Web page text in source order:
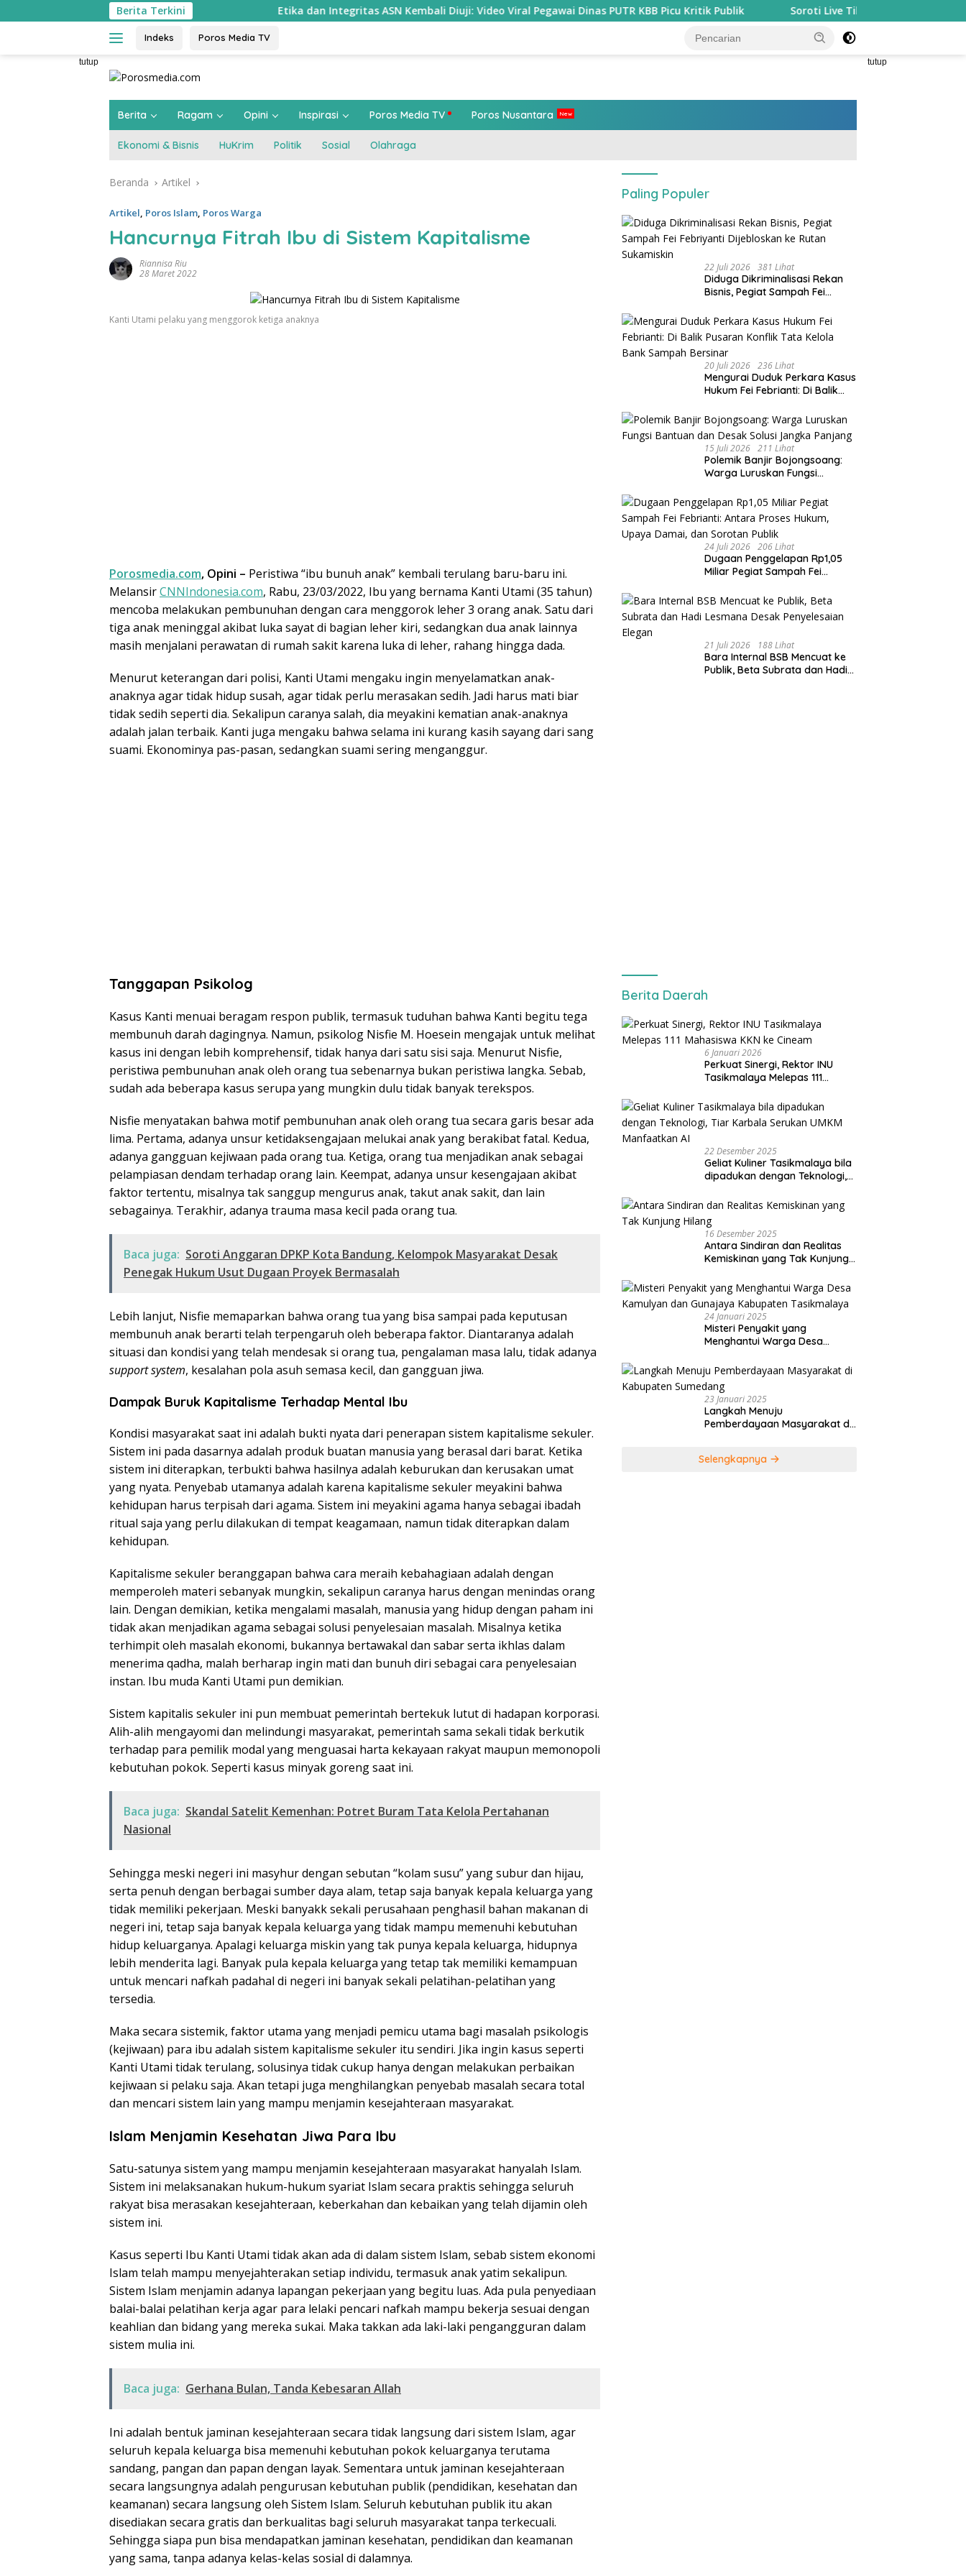
ke
Berita Terkini Etika dan Integritas ASN Kembali Diuji: Video Viral Pegawai Dinas PUTR KBB Picu Kritik Publik Soroti Live TikTok Pegawai P3K Soal ‘Persentase
Indeks Poros Media TV
tutup tutup
Berita Ragam Opini Inspirasi Poros Media TV Poros Nusantara
Ekonomi & Bisnis HuKrim Politik Sosial Olahraga
Beranda Artikel
Artikel, Poros Islam, Poros Warga
Hancurnya Fitrah Ibu di Sistem Kapitalisme
Riannisa Riu
28 Maret 2022
Kanti Utami pelaku yang menggorok ketiga anaknya
Porosmedia.com, Opini – Peristiwa “ibu bunuh anak” kembali terulang baru-baru ini.
MelansirCNNIndonesia.com, Rabu, 23/03/2022, Ibu yang bernama Kanti Utami (35 tahun)
mencoba melakukan pembunuhan dengan cara menggorok leher 3 orang anak. Satu dari
tiga anak meninggal akibat luka sayat di bagian leher kiri, sedangkan dua anak lainnya
masih menjalani perawatan di rumah sakit karena luka di leher, rahang hingga dada.
Menurut keterangan dari polisi, Kanti Utami mengaku ingin menyelamatkan anak-
anaknya agar tidak hidup susah, agar tidak perlu merasakan sedih. Jadi harus mati biar
tidak sedih seperti dia. Sekalipun caranya salah, dia meyakini kematian anak-anaknya
adalah jalan terbaik. Kanti juga mengaku bahwa selama ini kurang kasih sayang dari sang
suami. Ekonominya pas-pasan, sedangkan suami sering menganggur.
Tanggapan Psikolog
Kasus Kanti menuai beragam respon publik, termasuk tuduhan bahwa Kanti begitu tega
membunuh darah dagingnya. Namun, psikolog Nisfie M. Hoesein mengajak untuk melihat
kasus ini dengan lebih komprehensif, tidak hanya dari satu sisi saja. Menurut Nisfie,
peristiwa pembunuhan anak oleh orang tua sebenarnya bukan peristiwa langka. Sebab,
sudah ada beberapa kasus serupa yang mungkin dulu tidak banyak terekspos.
Nisfie menyatakan bahwa motif pembunuhan anak oleh orang tua secara garis besar ada
lima. Pertama, adanya unsur ketidaksengajaan melukai anak yang berakibat fatal. Kedua,
adanya gangguan kejiwaan pada orang tua. Ketiga, orang tua menjadikan anak sebagai
pelampiasan dendam terhadap orang lain. Keempat, adanya unsur kesengajaan akibat
faktor tertentu, misalnya tak sanggup mengurus anak, takut anak sakit, dan lain
sebagainya. Terakhir, adanya trauma masa kecil pada orang tua.
Baca juga: Soroti Anggaran DPKP Kota Bandung, Kelompok Masyarakat Desak
Penegak Hukum Usut Dugaan Proyek Bermasalah
Lebih lanjut, Nisfie memaparkan bahwa orang tua yang bisa sampai pada keputusan
membunuh anak berarti telah terpengaruh oleh beberapa faktor. Diantaranya adalah
situasi dan kondisi yang telah mendesak si orang tua, pengalaman masa lalu, tidak adanya
support system, kesalahan pola asuh semasa kecil, dan gangguan jiwa.
Dampak Buruk Kapitalisme Terhadap Mental Ibu
Kondisi masyarakat saat ini adalah bukti nyata dari penerapan sistem kapitalisme sekuler.
Sistem ini pada dasarnya adalah produk buatan manusia yang berasal dari barat. Ketika
sistem ini diterapkan, terbukti bahwa hasilnya adalah keburukan dan kerusakan umat
yang nyata. Penyebab utamanya adalah karena kapitalisme sekuler meyakini bahwa
kehidupan harus terpisah dari agama. Sistem ini meyakini agama hanya sebagai ibadah
ritual saja yang perlu dilakukan di tempat keagamaan, namun tidak diterapkan dalam
kehidupan.
Kapitalisme sekuler beranggapan bahwa cara meraih kebahagiaan adalah dengan
memperoleh materi sebanyak mungkin, sekalipun caranya harus dengan menindas orang
lain. Dengan demikian, ketika mengalami masalah, manusia yang hidup dengan paham ini
tidak akan menjadikan agama sebagai solusi penyelesaian masalah. Misalnya ketika
terhimpit oleh masalah ekonomi, bukannya bertawakal dan sabar serta ikhlas dalam
menerima qadha, malah berharap ingin mati dan bunuh diri sebagai cara penyelesaian
instan. Ibu muda Kanti Utami pun demikian.
Sistem kapitalis sekuler ini pun membuat pemerintah bertekuk lutut di hadapan korporasi.
Alih-alih mengayomi dan melindungi masyarakat, pemerintah sama sekali tidak berkutik
terhadap para pemilik modal yang menguasai harta kekayaan rakyat maupun memonopoli
kebutuhan pokok. Seperti kasus minyak goreng saat ini.
Baca juga: Skandal Satelit Kemenhan: Potret Buram Tata Kelola Pertahanan
Nasional
Sehingga meski negeri ini masyhur dengan sebutan “kolam susu” yang subur dan hijau,
serta penuh dengan berbagai sumber daya alam, tetap saja banyak kepala keluarga yang
tidak memiliki pekerjaan. Meski banyakk sekali perusahaan penghasil bahan makanan di
negeri ini, tetap saja banyak kepala keluarga yang tidak mampu memenuhi kebutuhan
hidup keluarganya. Apalagi keluarga miskin yang tak punya kepala keluarga, hidupnya
lebih menderita lagi. Banyak pula kepala keluarga yang tetap tak memiliki kemampuan
untuk mencari nafkah padahal di negeri ini banyak sekali pelatihan-pelatihan yang
tersedia.
Maka secara sistemik, faktor utama yang menjadi pemicu utama bagi masalah psikologis
(kejiwaan) para ibu adalah sistem kapitalisme sekuler itu sendiri. Jika ingin kasus seperti
Kanti Utami tidak terulang, solusinya tidak cukup hanya dengan melakukan perbaikan
kejiwaan si pelaku saja. Akan tetapi juga menghilangkan penyebab masalah secara total
dan mencari sistem lain yang mampu menjamin kesejahteraan masyarakat.
Islam Menjamin Kesehatan Jiwa Para Ibu
Satu-satunya sistem yang mampu menjamin kesejahteraan masyarakat hanyalah Islam.
Sistem ini melaksanakan hukum-hukum syariat Islam secara praktis sehingga seluruh
rakyat bisa merasakan kesejahteraan, keberkahan dan kebaikan yang telah dijamin oleh
sistem ini.
Kasus seperti Ibu Kanti Utami tidak akan ada di dalam sistem Islam, sebab sistem ekonomi
Islam telah mampu menyejahterakan setiap individu, termasuk anak yatim sekalipun.
Sistem Islam menjamin adanya lapangan pekerjaan yang begitu luas. Ada pula penyediaan
balai-balai pelatihan kerja agar para lelaki pencari nafkah mampu bekerja sesuai dengan
keahlian dan bidang yang mereka sukai. Maka takkan ada laki-laki pengangguran dalam
sistem mulia ini.
Baca juga: Gerhana Bulan, Tanda Kebesaran Allah
Ini adalah bentuk jaminan kesejahteraan secara tidak langsung dari sistem Islam, agar
seluruh kepala keluarga bisa memenuhi kebutuhan pokok keluarganya terutama
sandang, pangan dan papan dengan layak. Sementara untuk jaminan kesejahteraan
secara langsungnya adalah pengurusan kebutuhan publik (pendidikan, kesehatan dan
keamanan) secara langsung oleh Sistem Islam. Seluruh kebutuhan publik itu akan
disediakan secara gratis dan berkualitas bagi seluruh masyarakat tanpa terkecuali.
Sehingga siapa pun bisa mendapatkan jaminan kesehatan, pendidikan dan keamanan
yang sama, tanpa adanya kelas-kelas sosial di dalamnya.
Paling Populer
22 Juli 2026 381 Lihat
Diduga Dikriminalisasi Rekan
Bisnis, Pegiat Sampah Fei
Sukamiskin
20 Juli 2026 236 Lihat
​Mengurai Duduk Perkara Kasus
Hukum Fei Febrianti: Di Balik
Bank Sampah Bersinar
15 Juli 2026 211 Lihat
Polemik Banjir Bojongsoang:
Warga Luruskan Fungsi
Jangka Panjang
24 Juli 2026 206 Lihat
Dugaan Penggelapan Rp1,05
Miliar Pegiat Sampah Fei
Hukum, Upaya Damai, dan
Sorotan Publik
21 Juli 2026 188 Lihat
Bara Internal BSB Mencuat ke
Publik, Beta Subrata dan Hadi
Berita Daerah
6 Januari 2026
Perkuat Sinergi, Rektor INU
Tasikmalaya Melepas 111
22 Desember 2025
Geliat Kuliner Tasikmalaya bila
dipadukan dengan Teknologi,
Manfaatkan AI
16 Desember 2025
Antara Sindiran dan Realitas
Kemiskinan yang Tak Kunjung
24 Januari 2025
Misteri Penyakit yang
Menghantui Warga Desa
Kabupaten Tasikmalaya
23 Januari 2025
Langkah Menuju
Pemberdayaan Masyarakat di
Selengkapnya